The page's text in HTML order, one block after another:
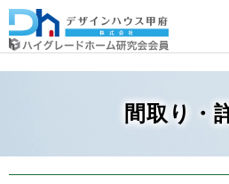
間取り・